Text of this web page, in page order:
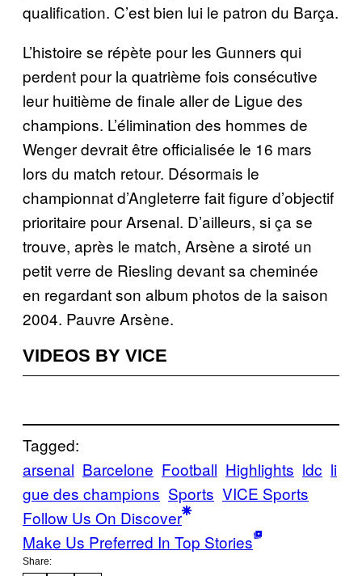
qualification. C’est bien lui le patron du Barça.
L’histoire se répète pour les Gunners qui
perdent pour la quatrième fois consécutive
leur huitième de finale aller de Ligue des
champions. L’élimination des hommes de
Wenger devrait être officialisée le 16 mars
lors du match retour. Désormais le
championnat d’Angleterre fait figure d’objectif
prioritaire pour Arsenal. D’ailleurs, si ça se
trouve, après le match, Arsène a siroté un
petit verre de Riesling devant sa cheminée
en regardant son album photos de la saison
2004. Pauvre Arsène.
VIDEOS BY VICE
Tagged:
arsenal Barcelone Football Highlights ldc li
gue des champions Sports VICE Sports
Follow Us On Discover
Make Us Preferred In Top Stories
Share: